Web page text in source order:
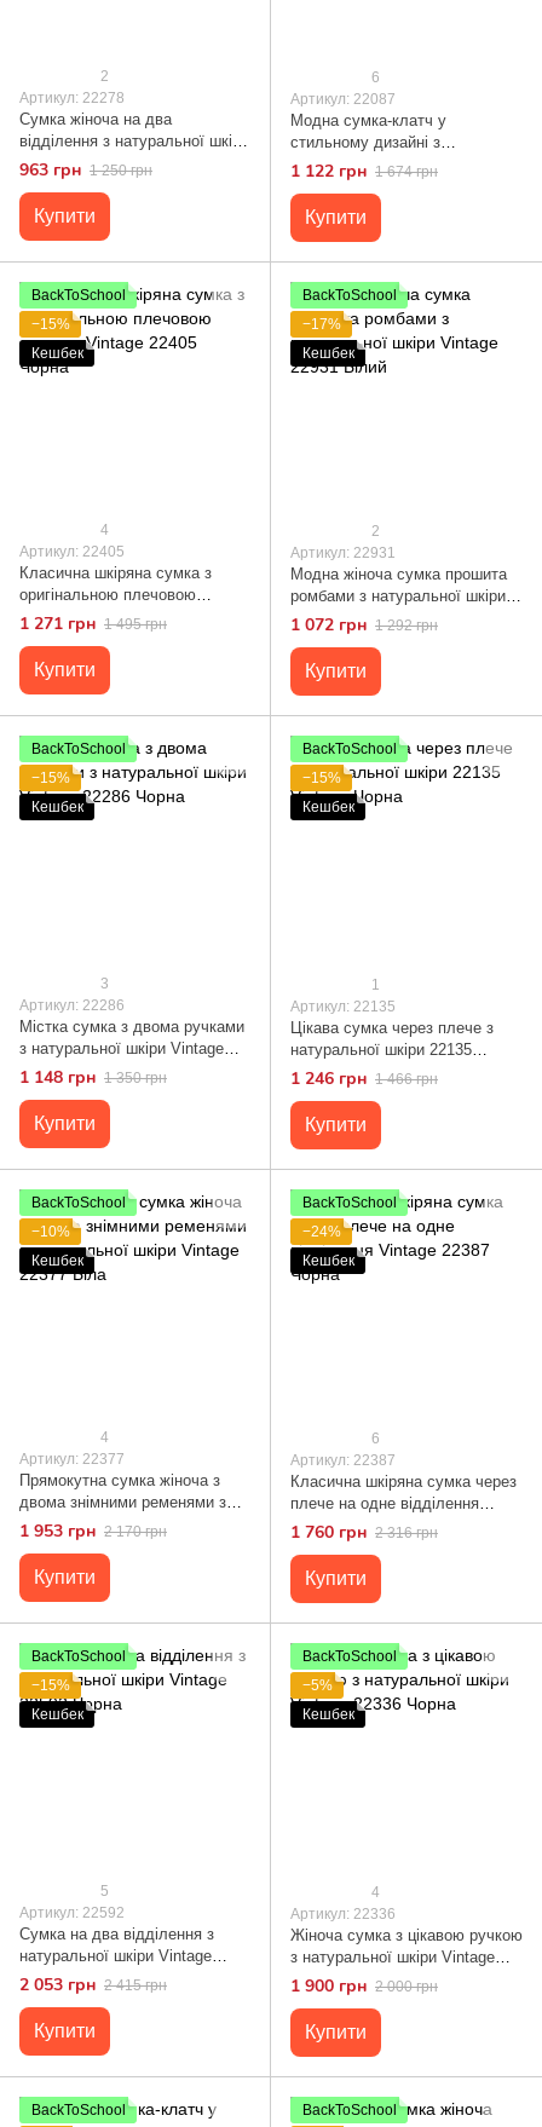
2
Артикул: 22278
Сумка жіноча на два
відділення з натуральної шкіри
Vintage 22278 Сіра
963 грн 1 250 грн
Купити
6
Артикул: 22087
Модна сумка-клатч у
стильному дизайні з
натуральної шкіри 22087
Vintage Сіро-блакитна
1 122 грн 1 674 грн
Купити
BackToSchool
−15%
Кешбек
4
Артикул: 22405
Класична шкіряна сумка з
оригінальною плечовою
лямкою Vintage 22405 Чорна
1 271 грн 1 495 грн
Купити
BackToSchool
−17%
Кешбек
2
Артикул: 22931
Модна жіноча сумка прошита
ромбами з натуральної шкіри
Vintage 22931 Білий
1 072 грн 1 292 грн
Купити
BackToSchool
−15%
Кешбек
3
Артикул: 22286
Містка сумка з двома ручками
з натуральної шкіри Vintage
22286 Чорна
1 148 грн 1 350 грн
Купити
BackToSchool
−15%
Кешбек
1
Артикул: 22135
Цікава сумка через плече з
натуральної шкіри 22135
Vintage Чорна
1 246 грн 1 466 грн
Купити
BackToSchool
−10%
Кешбек
4
Артикул: 22377
Прямокутна сумка жіноча з
двома знімними ременями з
натуральної шкіри Vintage
22377 Біла
1 953 грн 2 170 грн
Купити
BackToSchool
−24%
Кешбек
6
Артикул: 22387
Класична шкіряна сумка через
плече на одне відділення
Vintage 22387 Чорна
1 760 грн 2 316 грн
Купити
BackToSchool
−15%
Кешбек
5
Артикул: 22592
Сумка на два відділення з
натуральної шкіри Vintage
22592 Чорна
2 053 грн 2 415 грн
Купити
BackToSchool
−5%
Кешбек
4
Артикул: 22336
Жіноча сумка з цікавою ручкою
з натуральної шкіри Vintage
22336 Чорна
1 900 грн 2 000 грн
Купити
BackToSchool BackToSchool